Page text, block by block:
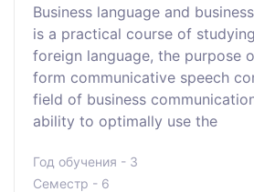
Business language and
is a practical course of
foreign language, the purpose
form communicative speech
field of business
ability to optimally use the
Год обучения - 3
Семестр - 6